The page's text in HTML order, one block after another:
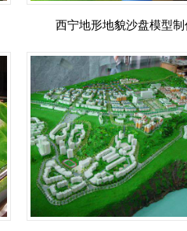
西宁地形地貌沙盘模型制